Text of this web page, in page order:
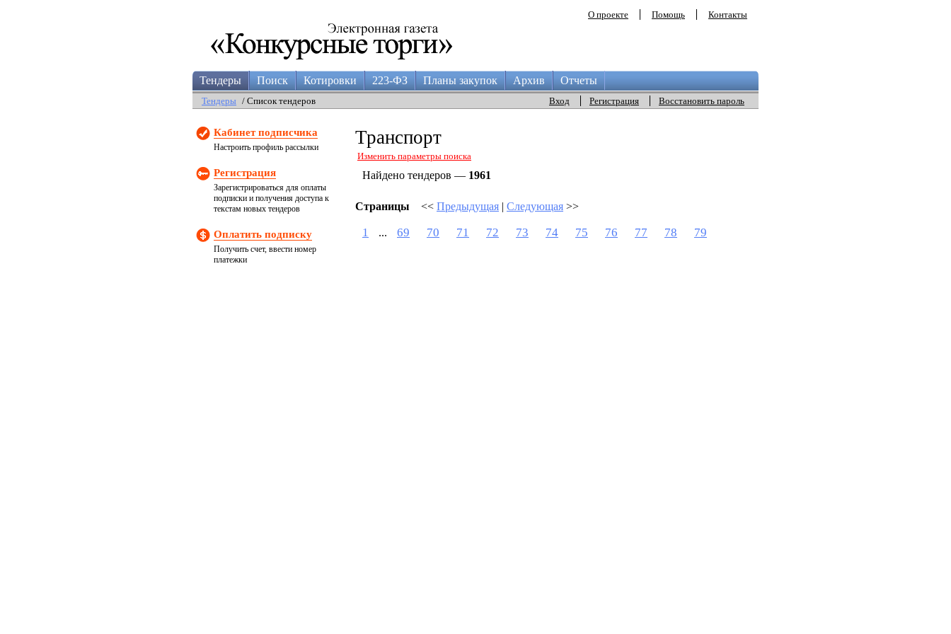
О проекте Помощь Контакты
Тендеры Поиск Котировки 223-ФЗ Планы закупок Архив Отчеты
Вход Регистрация Восстановить пароль
Тендеры / Список тендеров
Кабинет подписчика
Настроить профиль рассылки
Регистрация
Зарегистрироваться для оплаты
подписки и получения доступа к
текстам новых тендеров
Оплатить подписку
Получить счет, ввести номер
платежки
Транспорт
Изменить параметры поиска
Найдено тендеров — 1961
Страницы << Предыдущая | Следующая >>
1 ... 69 70 71 72 73 74 75 76 77 78 79